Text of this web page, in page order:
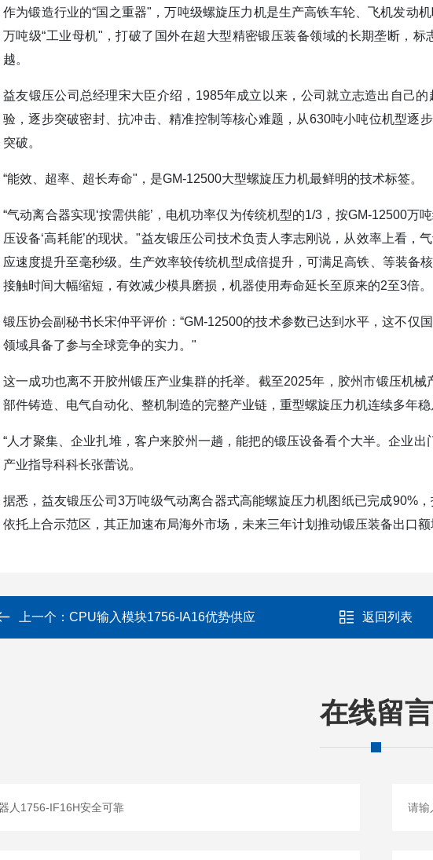
作为锻造行业的“国之重器"，万吨级螺旋压力机是生产高铁车轮、飞机发动
万吨级“工业母机"，打破了国外在超大型精密锻压装备领域的长期垄断，
越。
益友锻压公司总经理宋大臣介绍，1985年成立以来，公司就立志造出自己
验，逐步突破密封、抗冲击、精准控制等核心难题，从630吨小吨位机型逐
突破。
“能效、超率、超长寿命"，是GM-12500大型螺旋压力机最鲜明的技术标签。
“气动离合器实现‘按需供能’，电机功率仅为传统机型的1/3，按GM-12500
压设备‘高耗能’的现状。"益友锻压公司技术负责人李志刚说，从效率上看
应速度提升至毫秒级。生产效率较传统机型成倍提升，可满足高铁、等装备
接触时间大幅缩短，有效减少模具磨损，机器使用寿命延长至原来的2至3倍。
锻压协会副秘书长宋仲平评价：“GM-12500的技术参数已达到水平，这不仅
领域具备了参与全球竞争的实力。"
这一成功也离不开胶州锻压产业集群的托举。截至2025年，胶州市锻压机
部件铸造、电气自动化、整机制造的完整产业链，重型螺旋压力机连续多年稳
“人才聚集、企业扎堆，客户来胶州一趟，能把的锻压设备看个大半。企业
产业指导科科长张蕾说。
据悉，益友锻压公司3万吨级气动离合器式高能螺旋压力机图纸已完成90%
依托上合示范区，其正加速布局海外市场，未来三年计划推动锻压装备出口额
上一个： CPU输入模块1756-IA16优势供应 返回列表
在线留言